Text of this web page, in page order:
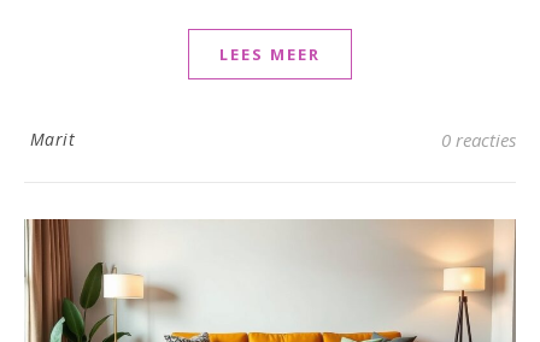
LEES MEER
Marit 0 reacties